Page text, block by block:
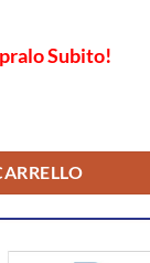
Subito!